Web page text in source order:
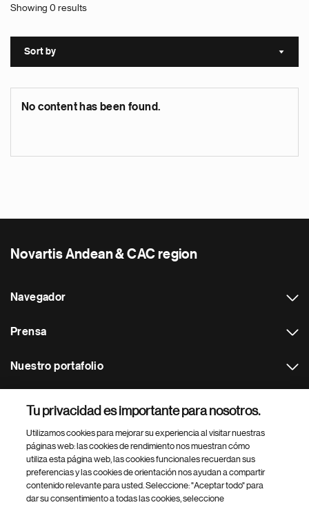
Showing 0 results
Sort by Sort
No content has been found.
Novartis Andean & CAC region
Navegador
Prensa
Nuestro portafolio
Footer Site Search
Tu privacidad es importante para nosotros.
Utilizamos cookies para mejorar su experiencia al visitar nuestras
páginas web: las cookies de rendimiento nos muestran cómo
utiliza esta página web, las cookies funcionales recuerdan sus
preferencias y las cookies de orientación nos ayudan a compartir
contenido relevante para usted. Seleccione: "Aceptar todo" para
dar su consentimiento a todas las cookies, seleccione